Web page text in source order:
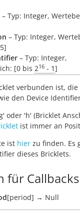
– Typ: Integer,
– Typ: Integer,
– Typ: Integer,
[0 bis 216 - 1]
verbunden ist, die
den Device
oder 'h' (Bricklet
ist immer an
ist hier zu finden. Es
dieses Bricklets.
für Callbacks
[period] → Null